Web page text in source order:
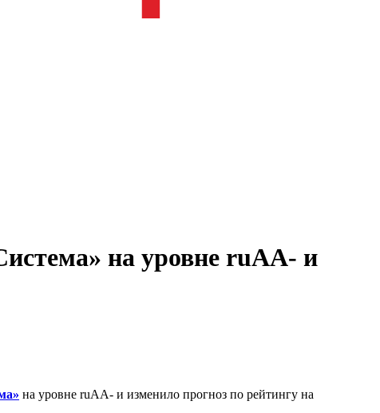
на уровне ruAA- и
на уровне ruAA- и изменило прогноз по рейтингу на